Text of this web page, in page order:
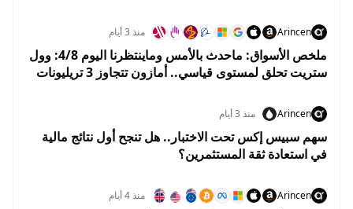
Arincen منذ 3 أيام
ملخص الأسواق: ماحدث بالأمس وماينتظرنا اليوم 4/8: وول
ستريت تحلق لمستوى قياسي.. أمازون تتجاوز 3 تريليونات
Arincen منذ 3 أيام
سهم سبيس إكس تحت الاختبار.. هل تنجح أول نتائج مالية
في استعادة ثقة المستثمرين؟
Arincen منذ 4 أيام